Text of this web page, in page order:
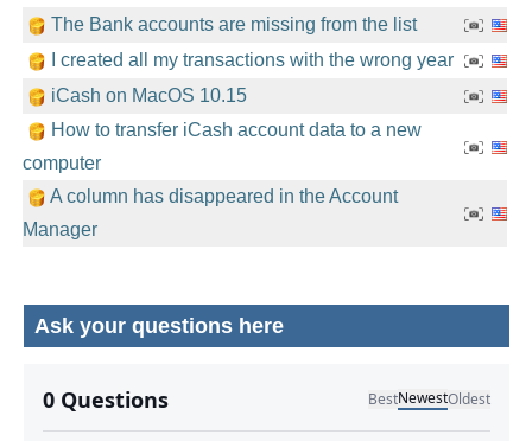
The Bank accounts are missing from the list
I created all my transactions with the wrong year
iCash on MacOS 10.15
How to transfer iCash account data to a new
computer
A column has disappeared in the Account
Manager
Ask your questions here
No comments yet.